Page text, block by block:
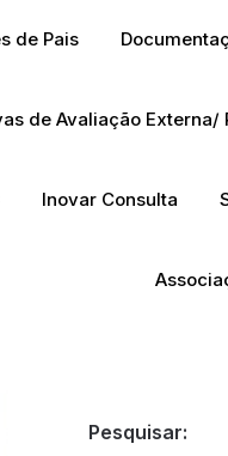
de Pais
de Avaliação Externa/
Inovar Consulta
Pesquisar: